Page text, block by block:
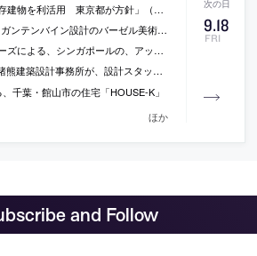
9.18
FRI
を利活用 東京都が方針」（日本経済新聞）
ォールの動画。レンガ壁の窪みにLEDを仕込むことでマッシブな表情のファサードに軽やかな動きを追加
ポールの、アップルの新店舗「Apple Marina Bay Sands」
事務所が、設計スタッフ（経験者・新卒）を募集中
千葉・館山市の住宅「HOUSE-K」
ほか
and Follow